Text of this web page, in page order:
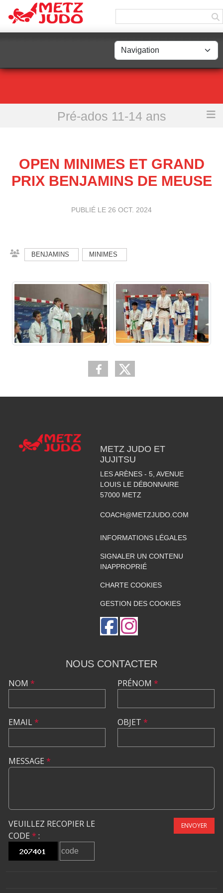
Pré-ados 11-14 ans
Open Minimes et Grand Prix Benjamins de Meuse
OPEN MINIMES ET GRAND
PRIX BENJAMINS DE MEUSE
PUBLIÉ LE 26 OCT. 2024
BENJAMINS MINIMES
METZ JUDO ET
JUJITSU
LES ARÈNES - 5, AVENUE
LOUIS LE DÉBONNAIRE
57000 METZ
COACH@METZJUDO.COM
INFORMATIONS LÉGALES
SIGNALER UN CONTENU
INAPPROPRIÉ
CHARTE COOKIES
GESTION DES COOKIES
NOUS CONTACTER
NOM *
EMAIL*
PRÉNOM *
OBJET *
MESSAGE *
VEUILLEZ RECOPIER LE
CODE * :
ENVOYER
Panneau de gestion des cookies